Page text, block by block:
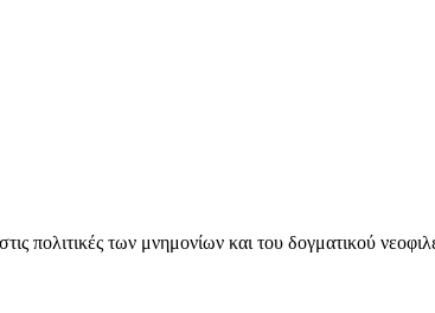
πολιτικές των μνημονίων και του δογματικού